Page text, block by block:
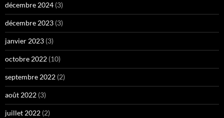
décembre 2024 (3)
décembre 2023 (3)
janvier 2023 (3)
octobre 2022 (10)
septembre 2022 (2)
août 2022 (3)
juillet 2022 (2)